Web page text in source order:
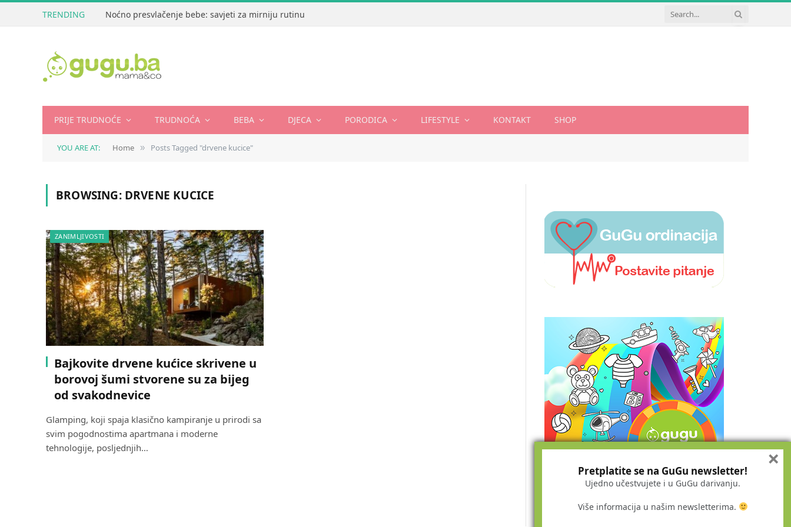
TRENDING Noćno presvlačenje bebe: savjeti za mirniju rutinu
PRIJE TRUDNOĆE TRUDNOĆA BEBA DJECA PORODICA LIFESTYLE KONTAKT SHOP
YOU ARE AT: Home » Posts Tagged "drvene kucice"
BROWSING: DRVENE KUCICE
ZANIMLJIVOSTI
Bajkovite drvene kućice skrivene u
borovoj šumi stvorene su za bijeg
od svakodnevice
Glamping, koji spaja klasično kampiranje u prirodi sa
svim pogodnostima apartmana i moderne
tehnologije, posljednjih…
Pretplatite se na GuGu newsletter!
Ujedno učestvujete i u GuGu darivanju.
Više informacija u našim newsletterima.
×